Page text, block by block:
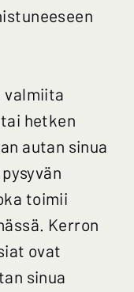
valmiita
hetken
autan sinua
toimii
Kerron
ovat
sinua